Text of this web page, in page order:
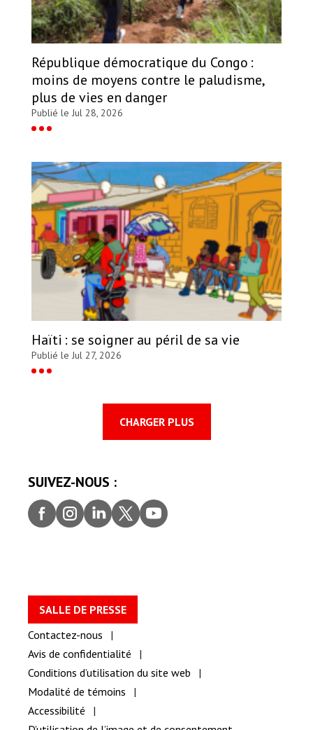
République démocratique du Congo :
moins de moyens contre le paludisme,
plus de vies en danger
Publié le Jul 28, 2026
Haïti : se soigner au péril de sa vie
Publié le Jul 27, 2026
CHARGER PLUS
SUIVEZ-NOUS :
Faceb
ook
Insta
gram
Linke
dIn
Twitt
er
youtu
be
SALLE DE PRESSE
Contactez-nous
Avis de confidentialité
Conditions d’utilisation du site web
Modalité de témoins
Accessibilité